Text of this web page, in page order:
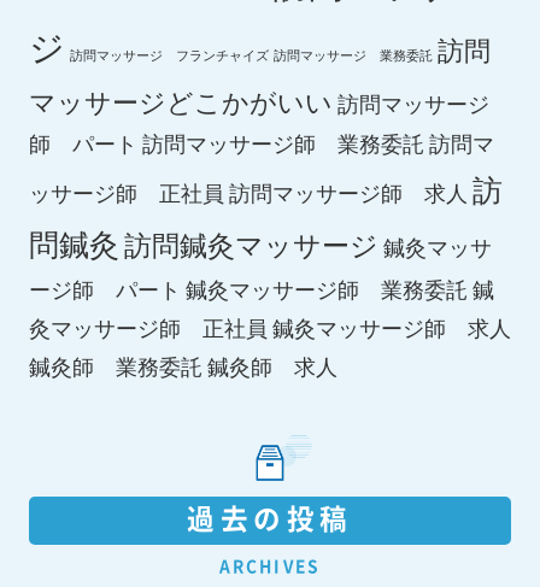
ジ 訪問マッサージ フランチャイズ 訪問マッサージ 業務委託 訪問
マッサージどこかがいい 訪問マッサージ
師 パート 訪問マッサージ師 業務委託 訪問マ
ッサージ師 正社員 訪問マッサージ師 求人 訪
問鍼灸 訪問鍼灸マッサージ 鍼灸マッサ
ージ師 パート 鍼灸マッサージ師 業務委託 鍼
灸マッサージ師 正社員 鍼灸マッサージ師 求人
鍼灸師 業務委託 鍼灸師 求人
過去の投稿
ARCHIVES